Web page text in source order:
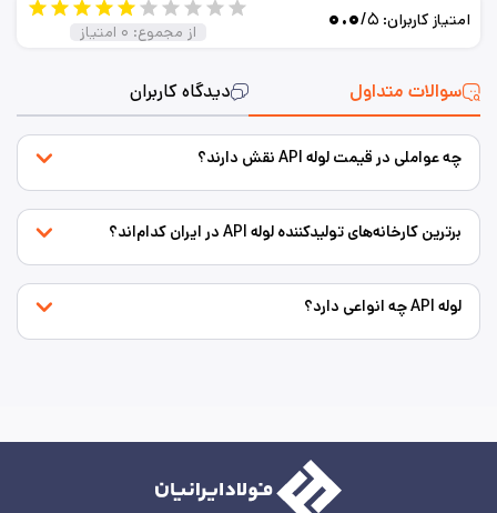
سوالات متداول دیدگاه کاربران
امتیاز کاربران: ۰.۰/۵
از مجموع: ۰ امتیاز
چه عواملی در قیمت لوله API نقش دارند؟
برترین کارخانه‌های تولیدکننده لوله API در ایران کدام‌اند؟
لوله API چه انواعی دارد؟